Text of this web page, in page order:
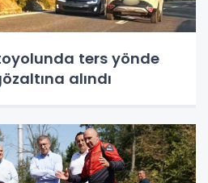
ters yönde
alındı